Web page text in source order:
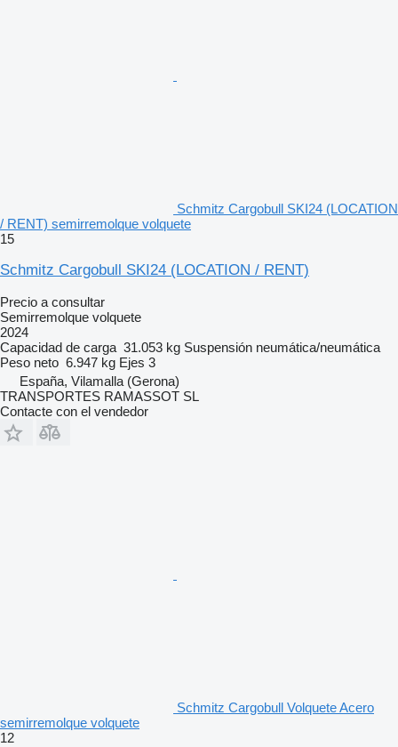
Schmitz Cargobull SKI24 (LOCATION
/ RENT) semirremolque volquete
15
Schmitz Cargobull SKI24 (LOCATION / RENT)
Precio a consultar
Semirremolque volquete
2024
Capacidad de carga 31.053 kg Suspensión neumática/neumática
Peso neto 6.947 kg Ejes 3
España, Vilamalla (Gerona)
TRANSPORTES RAMASSOT SL
Contacte con el vendedor
Schmitz Cargobull Volquete Acero
semirremolque volquete
12